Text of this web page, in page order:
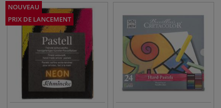
NOUVEAU
PRIX DE LANCEMENT